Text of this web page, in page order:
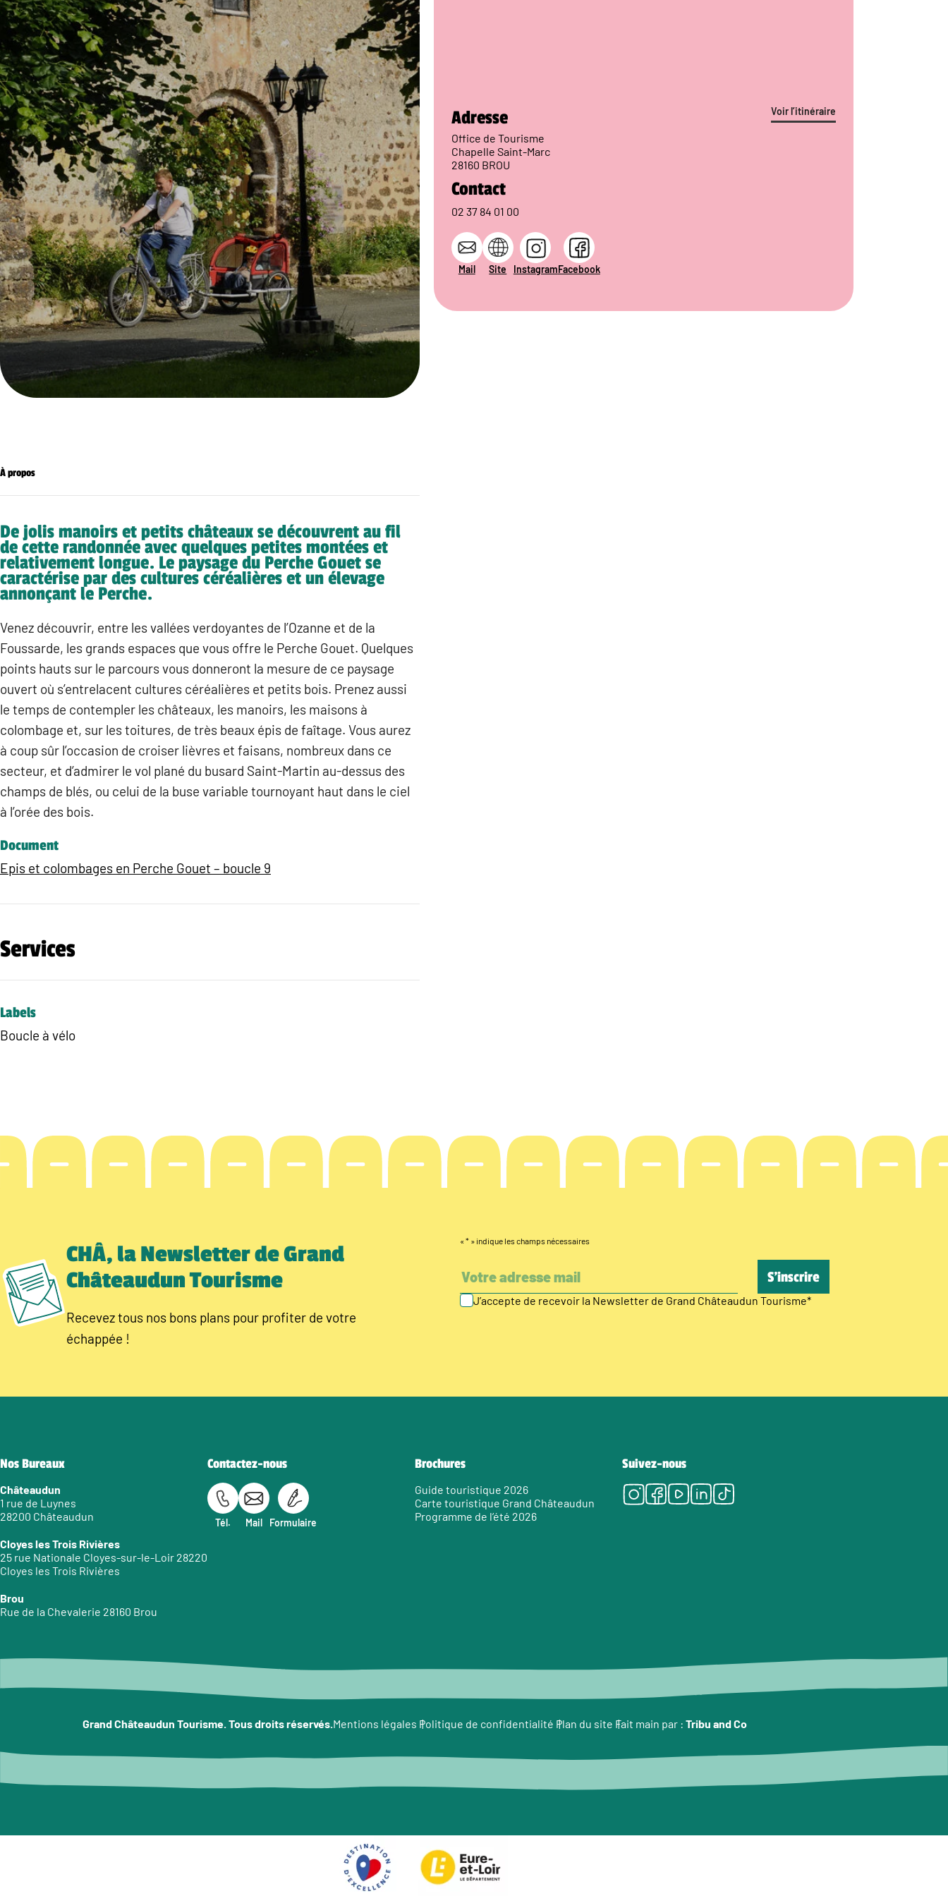
À propos
De jolis manoirs et petits châteaux se découvrent au fil
de cette randonnée avec quelques petites montées et
relativement longue. Le paysage du Perche Gouet se
caractérise par des cultures céréalières et un élevage
annonçant le Perche.
Venez découvrir, entre les vallées verdoyantes de l’Ozanne et de la
Foussarde, les grands espaces que vous offre le Perche Gouet. Quelques
points hauts sur le parcours vous donneront la mesure de ce paysage
ouvert où s’entrelacent cultures céréalières et petits bois. Prenez aussi
le temps de contempler les châteaux, les manoirs, les maisons à
colombage et, sur les toitures, de très beaux épis de faîtage. Vous aurez
à coup sûr l’occasion de croiser lièvres et faisans, nombreux dans ce
secteur, et d’admirer le vol plané du busard Saint-Martin au-dessus des
champs de blés, ou celui de la buse variable tournoyant haut dans le ciel
à l’orée des bois.
Document
Epis et colombages en Perche Gouet – boucle 9
Services
Labels
Boucle à vélo
Voir l’itinéraire
Adresse
Office de Tourisme
Chapelle Saint-Marc
28160 BROU
Contact
02 37 84 01 00
Mail Site InstagramFacebook
CHÂ, la Newsletter de Grand
Châteaudun Tourisme
Recevez tous nos bons plans pour profiter de votre
échappée !
« * » indique les champs nécessaires
J’accepte de recevoir la Newsletter de Grand Châteaudun Tourisme*
Nos Bureaux
Châteaudun
1 rue de Luynes
28200 Châteaudun
Cloyes les Trois Rivières
25 rue Nationale Cloyes-sur-le-Loir 28220
Cloyes les Trois Rivières
Brou
Rue de la Chevalerie 28160 Brou
Contactez-nous
Tél. Mail Formulaire
Brochures
Guide touristique 2026
Carte touristique Grand Châteaudun
Programme de l’été 2026
Suivez-nous
Instagram
Facebook
Youtube
LinkedIn
Tiktok
Grand Châteaudun Tourisme. Tous droits réservés. Mentions légales Politique de confidentialité Plan du site Fait main par : Tribu and Co